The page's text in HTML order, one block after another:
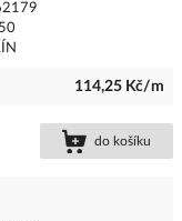
114,25 Kč/m
do košíku